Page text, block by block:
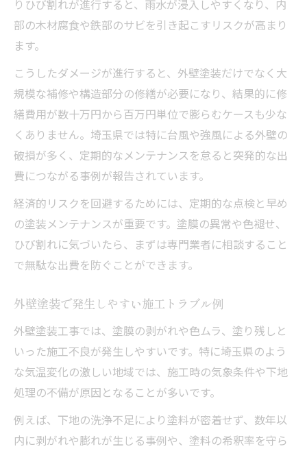
埼玉県で後悔しない外壁塗装の秘訣を大公開
外壁塗装で資産価値を守るための工夫
将来の修繕費用リスクを減らす外壁塗装法
外壁塗装の複数業者比較で失敗を防ぐ
外壁塗装のトラブル回避術と相談窓口活用
りひび割れが進行すると、雨水が浸入しやすくなり、内
部の木材腐食や鉄部のサビを引き起こすリスクが高まり
ます。
こうしたダメージが進行すると、外壁塗装だけでなく大
規模な補修や構造部分の修繕が必要になり、結果的に修
繕費用が数十万円から百万円単位で膨らむケースも少な
くありません。埼玉県では特に台風や強風による外壁の
破損が多く、定期的なメンテナンスを怠ると突発的な出
費につながる事例が報告されています。
経済的リスクを回避するためには、定期的な点検と早め
の塗装メンテナンスが重要です。塗膜の異常や色褪せ、
ひび割れに気づいたら、まずは専門業者に相談すること
で無駄な出費を防ぐことができます。
外壁塗装で発生しやすい施工トラブル例
外壁塗装工事では、塗膜の剥がれや色ムラ、塗り残しと
いった施工不良が発生しやすいです。特に埼玉県のよう
な気温変化の激しい地域では、施工時の気象条件や下地
処理の不備が原因となることが多いです。
例えば、下地の洗浄不足により塗料が密着せず、数年以
内に剥がれや膨れが生じる事例や、塗料の希釈率を守ら